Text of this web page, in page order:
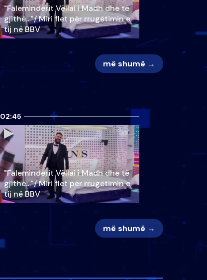
"Faleminderit Vëllai i Madh dhe të
gjithë…"/ Miri flet për rrugëtimin e
tij në BBV
më shumë →
02:45
"Faleminderit Vëllai i Madh dhe të
gjithë…"/ Miri flet për rrugëtimin e
tij në BBV
më shumë →